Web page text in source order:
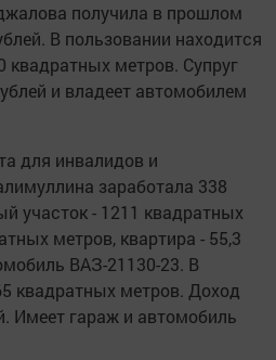
получила в прошлом
В пользовании находится
квадратных метров. Супруг
и владеет автомобилем
для инвалидов и
заработала 338
участок - 1211 квадратных
метров, квартира - 55,3
ВАЗ-21130-23. В
квадратных метров. Доход
Имеет гараж и автомобиль